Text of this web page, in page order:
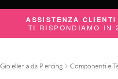
ASSISTENZA
TI RISPONDIAMO IN
Gioielleria da Piercing Componenti e